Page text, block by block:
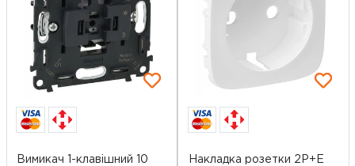
Вимикач 1-клавішний 10
Накладка розетки 2P+E